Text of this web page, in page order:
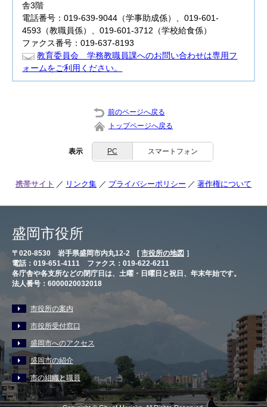
舎3階
電話番号：019-639-9044（学事助成係）、019-601-
4593（教職員係）、019-601-3712（学校給食係）
ファクス番号：019-637-8193
教育委員会 学務教職員課へのお問い合わせは専用フ
ォームをご利用ください。
前のページへ戻る
トップページへ戻る
表示 PC スマートフォン
携帯サイト リンク集 プライバシーポリシー 著作権について
盛岡市役所
〒020-8530 岩手県盛岡市内丸12-2 [ 市役所の地図 ］
電話：019-651-4111 ファクス：019-622-6211
各庁舎や各支所などの閉庁日は、土曜・日曜日と祝日、年末年始です。
法人番号：6000020032018
市役所の案内
市役所受付窓口
盛岡市へのアクセス
盛岡市の紹介
市の組織と職員